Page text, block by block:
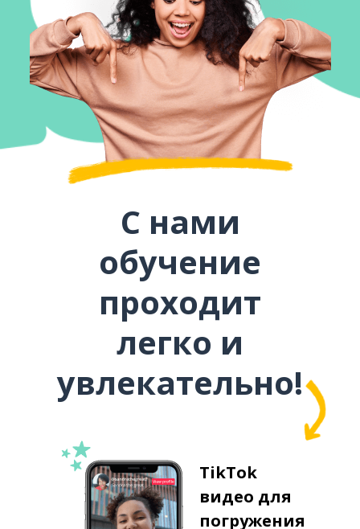
С нами
обучение
проходит
легко и
увлекательно!
TikTok
видео для
погружения